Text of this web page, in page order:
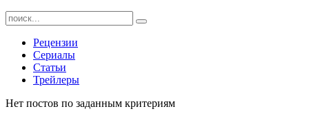
Найти:
Рецензии
Сериалы
Статьи
Трейлеры
Нет постов по заданным критериям